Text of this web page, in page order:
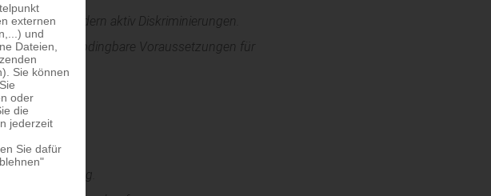
externen
und
Dateien,
Sie können
oder
die
jederzeit
Sie dafür
und verhindern aktiv Diskriminierungen.
sind unabdingbare Voraussetzungen für